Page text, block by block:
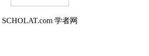
SCHOLAT.com 学者网